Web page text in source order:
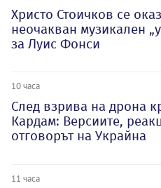
Христо Стоичков се
неочакван музикален
за Луис Фонси
10 часа
След взрива на дрона
Кардам: Версиите,
отговорът на Украйна
11 часа